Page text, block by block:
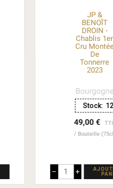
JP &
BENOÎT
DROIN -
Chablis 1er
Cru
De
Tonnerre
2023
Bourgogne
Stock:
49,00 €
Bouteille
– +